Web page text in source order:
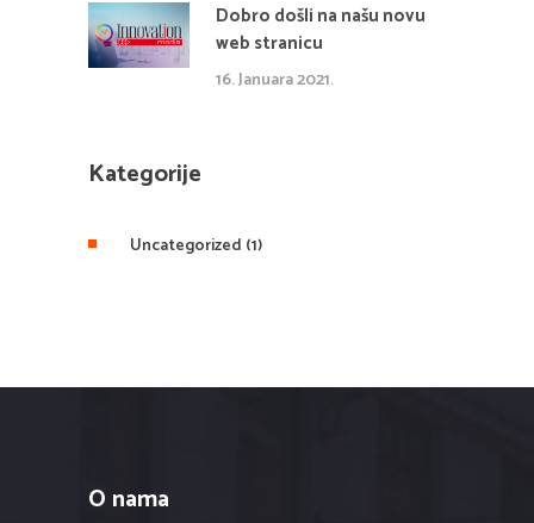
Dobro došli na našu novu
web stranicu
16. Januara 2021.
Kategorije
Uncategorized (1)
O nama